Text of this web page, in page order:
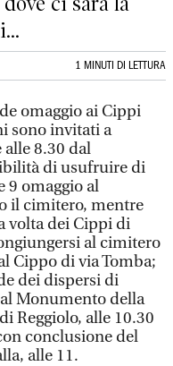
1 MINUTI DI LETTURA
omaggio ai Cippi
sono invitati a
alle 8.30 dal
di usufruire di
9 omaggio al
il cimitero, mentre
volta dei Cippi di
al cimitero
Cippo di via Tomba;
dei dispersi di
Monumento della
Reggiolo, alle 10.30
conclusione del
alle 11.